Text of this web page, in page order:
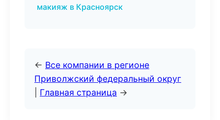
макияж в Красноярск
← Все компании в регионе
Приволжский федеральный округ
Главная страница →